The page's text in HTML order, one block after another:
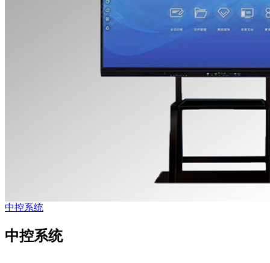
中控系统
中控系统